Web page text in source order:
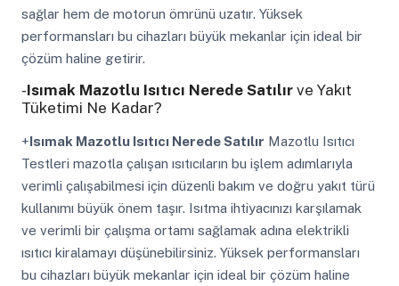
sağlar hem de motorun ömrünü uzatır. Yüksek
performansları bu cihazları büyük mekanlar için ideal bir
çözüm haline getirir.
-Isımak Mazotlu Isıtıcı Nerede Satılırve Yakıt
Tüketimi Ne Kadar?
+Isımak Mazotlu Isıtıcı Nerede Satılır Mazotlu Isıtıcı
Testleri mazotla çalışan ısıtıcıların bu işlem adımlarıyla
verimli çalışabilmesi için düzenli bakım ve doğru yakıt türü
kullanımı büyük önem taşır. Isıtma ihtiyacınızı karşılamak
ve verimli bir çalışma ortamı sağlamak adına elektrikli
ısıtıcı kiralamayı düşünebilirsiniz. Yüksek performansları
bu cihazları büyük mekanlar için ideal bir çözüm haline